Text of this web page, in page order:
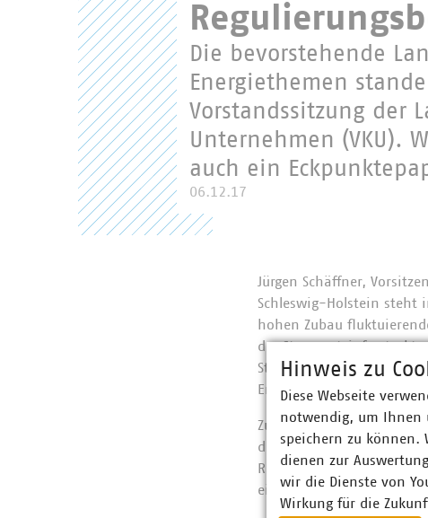
Die bevorstehende
Energiethemen
Vorstandssitzung der
Unternehmen (VKU).
auch ein
06.12.17
Jürgen Schäffner,
Schleswig-Holstein steht
hohen Zubau
der
Stromverteilnetzebenen,
Energien.
Zur Koordination und
dafür, die Organleihe bei
Regulierungsbehörde im
eigene Behörde im
Hinweis zu
Diese Webseite
notwendig, um Ihnen
speichern zu können.
dienen zur
wir die Dienste von
Wirkung für die